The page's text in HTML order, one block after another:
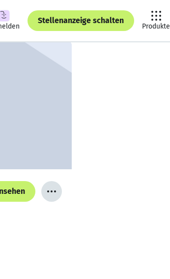
Stellenanzeige schalten
Produkte